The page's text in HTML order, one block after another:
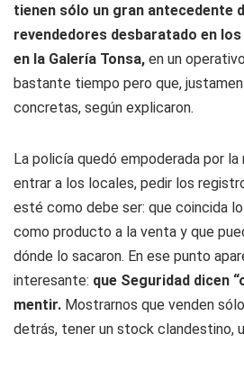
tienen sólo un gran antecedente
revendedores desbaratado en
en la Galería Tonsa, en un
bastante tiempo pero que,
concretas, según explicaron.
La policía quedó empoderada por la
entrar a los locales, pedir los
esté como debe ser: que coincida
como producto a la venta y que
dónde lo sacaron. En ese punto
interesante: que Seguridad dicen
mentir. Mostrarnos que venden
detrás, tener un stock clandestino,